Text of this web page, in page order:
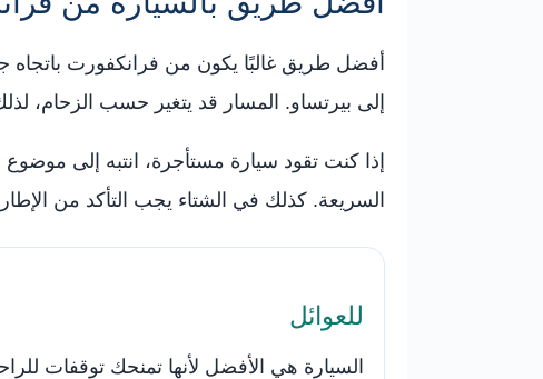
أفضل طريق غالبًا يكون من فرانكفورت باتجاه
إلى بيرتساو. المسار قد يتغير حسب الزحام،
السريعة. كذلك في الشتاء يجب التأكد من
للعوائل
السيارة هي الأفضل لأنها تمنحك توقفات